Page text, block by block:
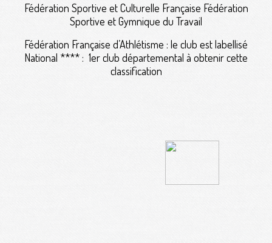
Fédération Sportive et Culturelle Française Fédération
Sportive et Gymnique du Travail
Fédération Française d’Athlétisme : le club est labellisé
National **** : 1er club départemental à obtenir cette
classification